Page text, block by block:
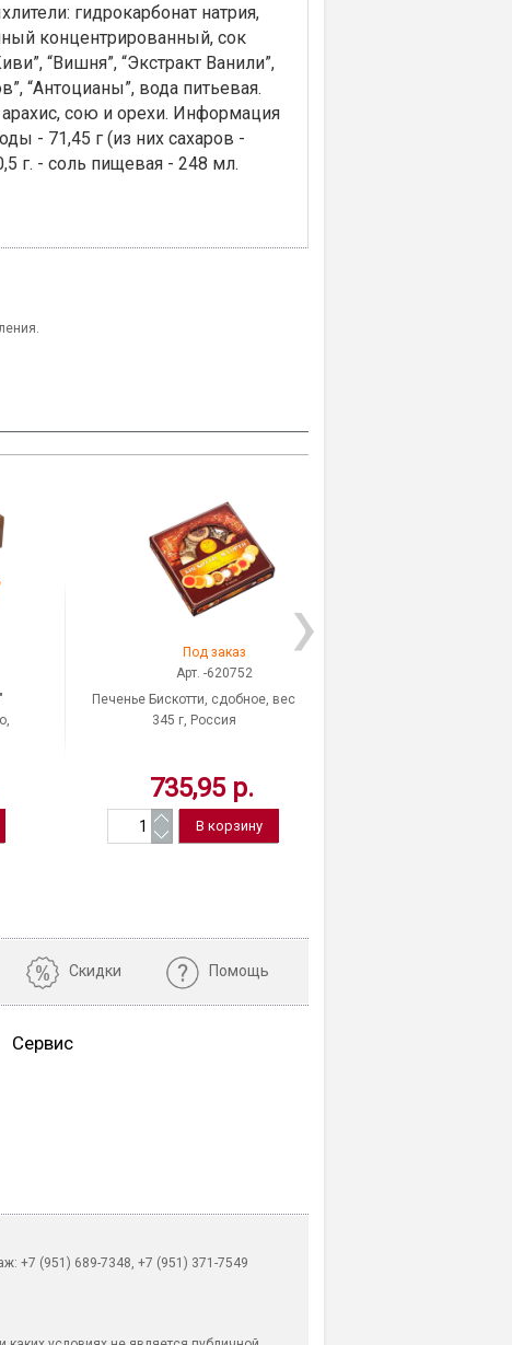
гидрокарбонат натрия,
концентрированный, сок
“Вишня”, “Экстракт Ванили”,
“Антоцианы”, вода питьевая.
сою и орехи. Информация
- 71,45 г (из них сахаров -
г. - соль пищевая - 248 мл.
Под заказ
Арт. -620752
Печенье Бискотти, сдобное, вес
345 г, Россия
735,95 р.
Скидки Помощь
Сервис
+7 (951) 689-7348, +7 (951) 371-7549